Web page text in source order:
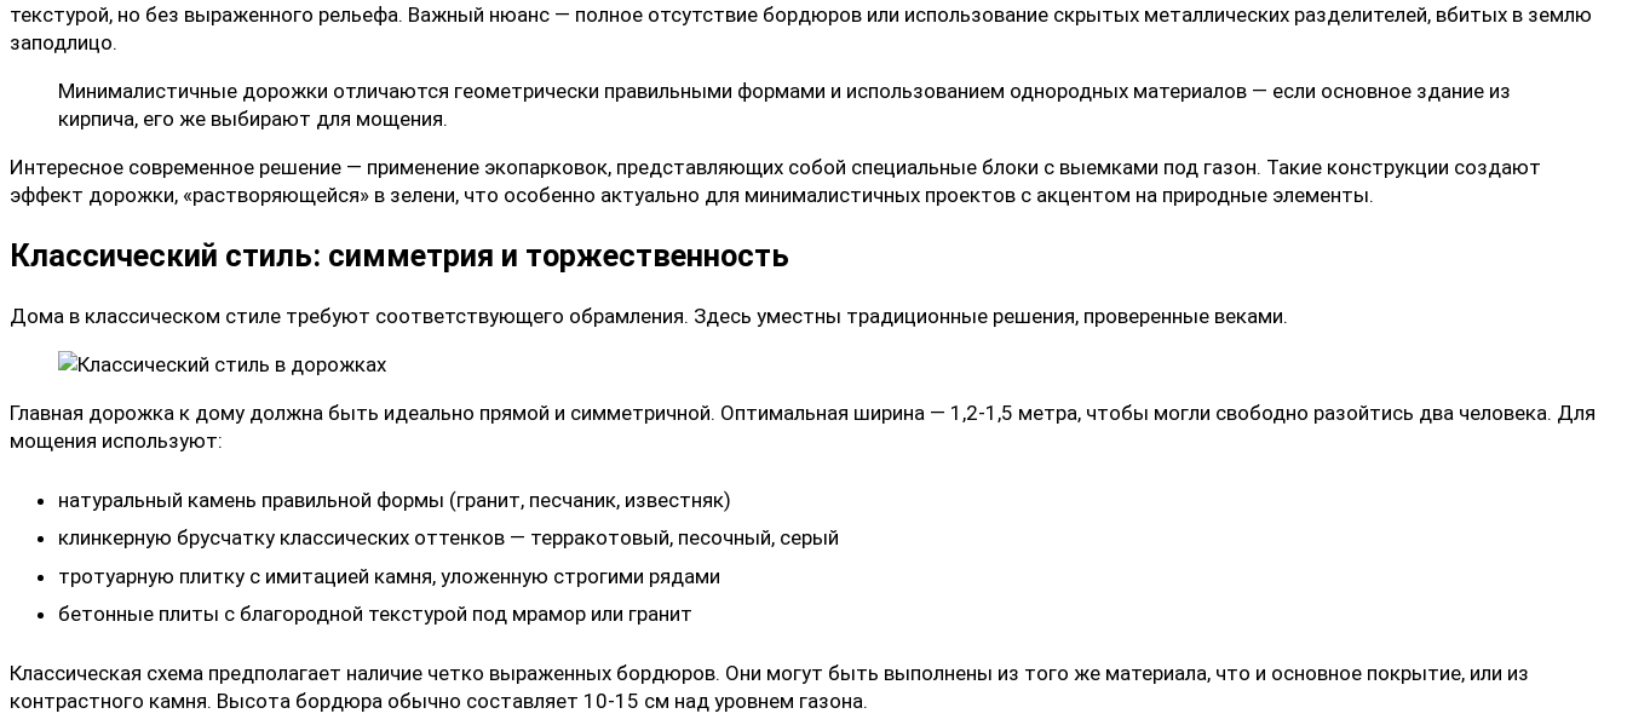
текстурой, но без выраженного рельефа. Важный нюанс — полное отсутствие бордюров или использование скрытых металлических разделителей, вбитых в землю
заподлицо.
Минималистичные дорожки отличаются геометрически правильными формами и использованием однородных материалов — если основное здание из
кирпича, его же выбирают для мощения.
Интересное современное решение — применение экопарковок, представляющих собой специальные блоки с выемками под газон. Такие конструкции создают
эффект дорожки, «растворяющейся» в зелени, что особенно актуально для минималистичных проектов с акцентом на природные элементы.
Классический стиль: симметрия и торжественность
Дома в классическом стиле требуют соответствующего обрамления. Здесь уместны традиционные решения, проверенные веками.
Главная дорожка к дому должна быть идеально прямой и симметричной. Оптимальная ширина — 1,2-1,5 метра, чтобы могли свободно разойтись два человека. Для
мощения используют:
натуральный камень правильной формы (гранит, песчаник, известняк)
клинкерную брусчатку классических оттенков — терракотовый, песочный, серый
тротуарную плитку с имитацией камня, уложенную строгими рядами
бетонные плиты с благородной текстурой под мрамор или гранит
Классическая схема предполагает наличие четко выраженных бордюров. Они могут быть выполнены из того же материала, что и основное покрытие, или из
контрастного камня. Высота бордюра обычно составляет 10-15 см над уровнем газона.